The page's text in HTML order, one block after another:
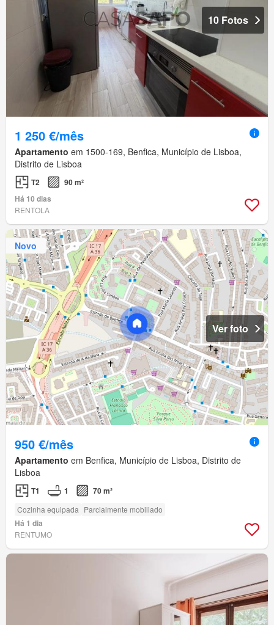
10 Fotos
1 250 €/mês
Apartamento em 1500-169, Benfica, Município de Lisboa,
Distrito de Lisboa
T2
90 m²
Há 10 dias
RENTOLA
Novo
Ver foto
950 €/mês
Apartamento em Benfica, Município de Lisboa, Distrito de
Lisboa
T1 1 70 m²
Cozinha equipada Parcialmente mobiliado
Há 1 dia
RENTUMO